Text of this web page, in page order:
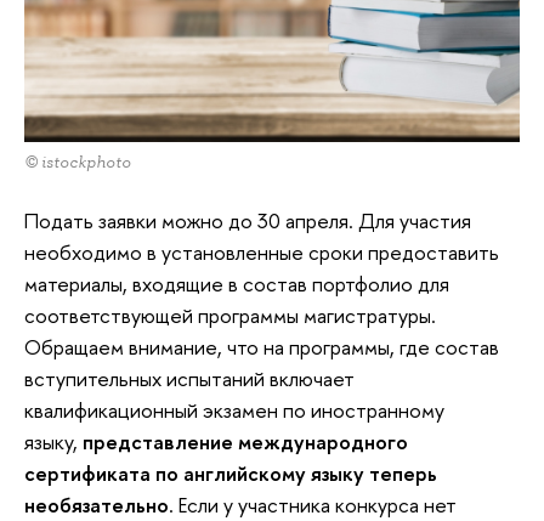
© istockphoto
Подать заявки можно до 30 апреля. Для участия
необходимо в установленные сроки предоставить
материалы, входящие в состав портфолио для
соответствующей программы магистратуры.
Обращаем внимание, что на программы, где состав
вступительных испытаний включает
квалификационный экзамен по иностранному
языку, представление международного
сертификата по английскому языку теперь
необязательно. Если у участника конкурса нет